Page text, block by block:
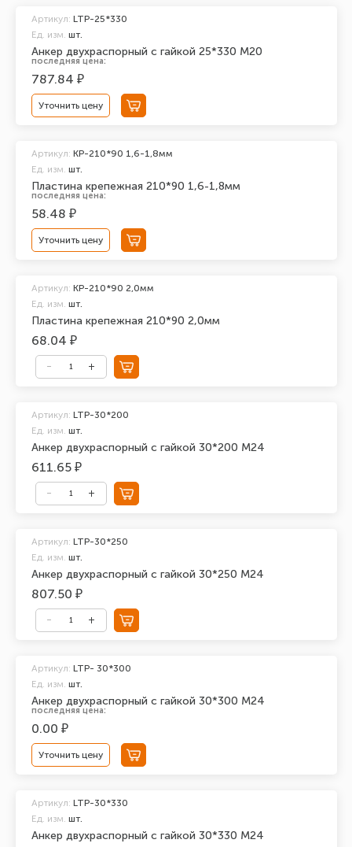
Анкер двухраспорный с гайкой 25*330 М20
Артикул: LTP-25*330
Ед. изм. шт.
последняя цена:
787.84 ₽
Уточнить цену
Пластина крепежная 210*90 1,6-1,8мм
Артикул: KP-210*90 1,6-1,8мм
Ед. изм. шт.
последняя цена:
58.48 ₽
Уточнить цену
Пластина крепежная 210*90 2,0мм
Артикул: KP-210*90 2,0мм
Ед. изм. шт.
68.04 ₽
Анкер двухраспорный с гайкой 30*200 М24
Артикул: LTP-30*200
Ед. изм. шт.
611.65 ₽
Анкер двухраспорный с гайкой 30*250 М24
Артикул: LTP-30*250
Ед. изм. шт.
807.50 ₽
Анкер двухраспорный с гайкой 30*300 М24
Артикул: LTP- 30*300
Ед. изм. шт.
последняя цена:
0.00 ₽
Уточнить цену
Анкер двухраспорный с гайкой 30*330 М24
Артикул: LTP-30*330
Ед. изм. шт.